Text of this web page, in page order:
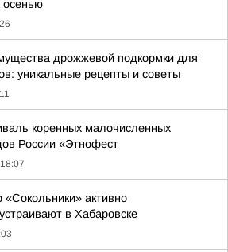
осенью
дрожжевой подкормки для
уникальные рецепты и советы
коренных малочисленных
России «Этнофест
18:07
«Сокольники» активно
в Хабаровске